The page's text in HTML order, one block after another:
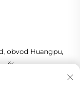
obvod Huangpu,
Čína